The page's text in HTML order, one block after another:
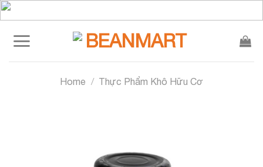
Skip
to
content
Home / Thực Phẩm Khô Hữu Cơ